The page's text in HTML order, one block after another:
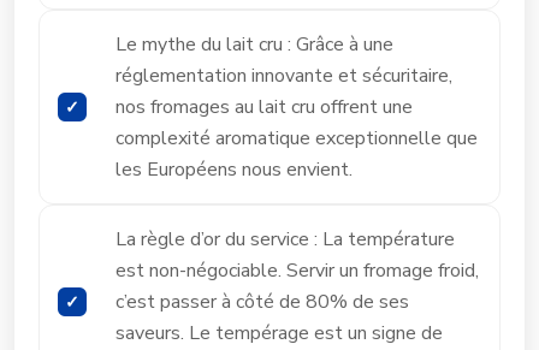
Le mythe du lait cru : Grâce à une
réglementation innovante et sécuritaire,
nos fromages au lait cru offrent une
complexité aromatique exceptionnelle que
les Européens nous envient.
La règle d’or du service : La température
est non-négociable. Servir un fromage froid,
c’est passer à côté de 80% de ses
saveurs. Le tempérage est un signe de